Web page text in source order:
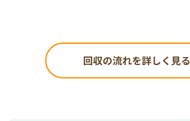
回収の流れを詳しく見る